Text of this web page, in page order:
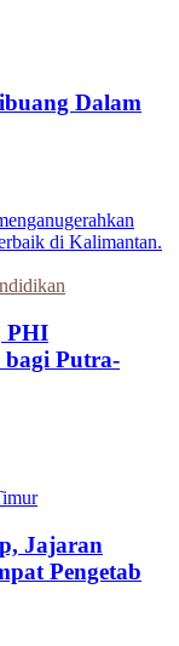
Dalam
PHI
bagi Putra-
Jajaran
Pengetab